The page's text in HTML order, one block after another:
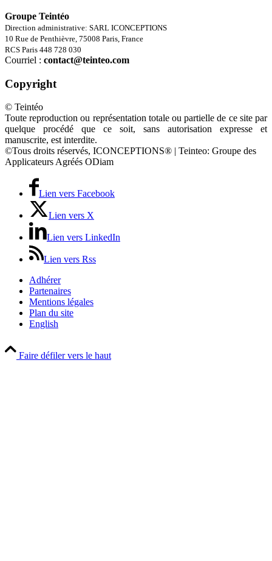
Groupe Teintéo
Direction administrative: SARL ICONCEPTIONS
10 Rue de Penthièvre, 75008 Paris, France
RCS Paris 448 728 030
Courriel : contact@teinteo.com
Copyright
© Teintéo
Toute reproduction ou représentation totale ou partielle de ce site par
quelque procédé que ce soit, sans autorisation expresse et
manuscrite, est interdite.
©Tous droits réservés, ICONCEPTIONS® | Teinteo: Groupe des
Applicateurs Agréés ODiam
Lien vers Facebook
Lien vers X
Lien vers LinkedIn
Lien vers Rss
Adhérer
Partenaires
Mentions légales
Plan du site
English
Faire défiler vers le haut